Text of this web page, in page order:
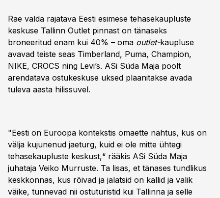
Rae valda rajatava Eesti esimese tehasekaupluste
keskuse Tallinn Outlet pinnast on tänaseks
broneeritud enam kui 40% – oma outlet-kaupluse
avavad teiste seas Timberland, Puma, Champion,
NIKE, CROCS ning Levi’s. ASi Süda Maja poolt
arendatava ostukeskuse uksed plaanitakse avada
tuleva aasta hilissuvel.
"Eesti on Euroopa kontekstis omaette nähtus, kus on
välja kujunenud jaeturg, kuid ei ole mitte ühtegi
tehasekaupluste keskust,“ rääkis ASi Süda Maja
juhataja Veiko Murruste. Ta lisas, et tänases tundlikus
keskkonnas, kus rõivad ja jalatsid on kallid ja valik
väike, tunnevad nii ostuturistid kui Tallinna ja selle